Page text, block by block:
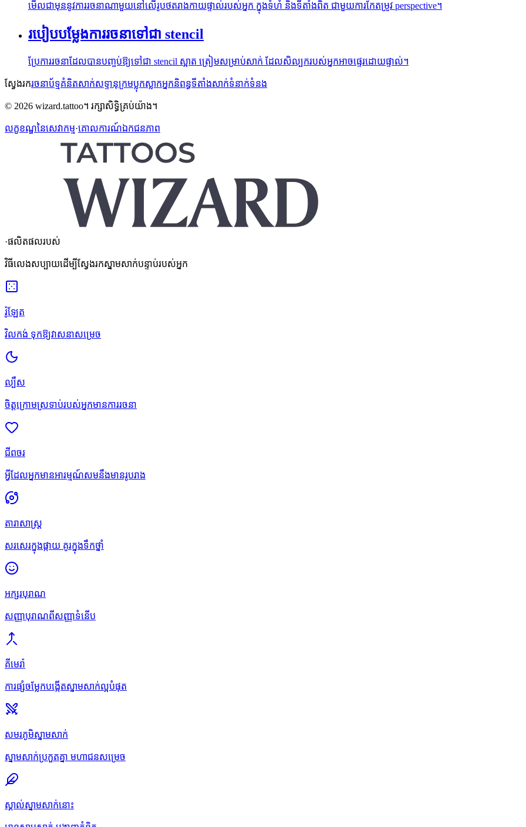
មើលជាមុននូវការរចនាណាមួយនៅលើរូបថតរាងកាយផ្ទាល់របស់អ្នក ក្នុងទំហំ និងទីតាំងពិត ជាមួយការកែតម្រូវ perspective។
របៀបបម្លែងការរចនាទៅជា stencil
ប្រែការរចនាដែលបានបញ្ចប់ឱ្យទៅជា stencil ស្អាត ត្រៀមសម្រាប់សាក់ ដែលសិល្បករបស់អ្នកអាចផ្ទេរដោយផ្ទាល់។
ស្វែងរករចនាប័ទ្មគំនិតសាក់សទ្ទានុក្រមប្លុកស្លាកអ្នកនិពន្ធទីតាំងសាក់ទំនាក់ទំនង
© 2026 wizard.tattoo។ រក្សាសិទ្ធិគ្រប់យ៉ាង។
លក្ខខណ្ឌនៃសេវាកម្ម·គោលការណ៍ឯកជនភាព
·ផលិតផលរបស់
វិធីលេងសប្បាយដើម្បីស្វែងរកស្នាមសាក់បន្ទាប់របស់អ្នក
រ៉ូឡែត
វិលកង់ ទុកឱ្យវាសនាសម្រេច
ល្បឺស
ចិត្តក្រោមស្រទាប់របស់អ្នកមានការរចនា
ជីពចរ
អ្វីដែលអ្នកមានអារម្មណ៍សមនឹងមានរូបរាង
តារាសាស្រ្ត
សរសេរក្នុងផ្កាយ គូរក្នុងទឹកថ្នាំ
អក្សរបុរាណ
សញ្ញាបុរាណពីសញ្ញាទំនើប
គីមេរ៉ា
ការផ្សំចម្លែកបង្កើតស្នាមសាក់ល្អបំផុត
សមរភូមិស្នាមសាក់
ស្នាមសាក់ប្រកួតគ្នា មហាជនសម្រេច
ស្គាល់ស្នាមសាក់នោះ